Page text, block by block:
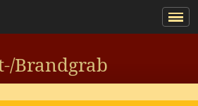
Brandgrab